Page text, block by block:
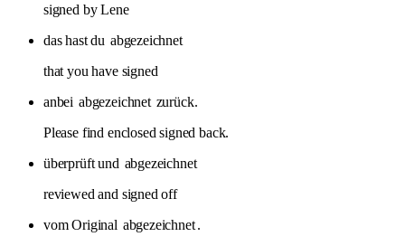
signed by Lene
das hast du abgezeichnet
that you have signed
anbei abgezeichnet zurück.
Please find enclosed signed back.
überprüft und abgezeichnet
reviewed and signed off
vom Original abgezeichnet.